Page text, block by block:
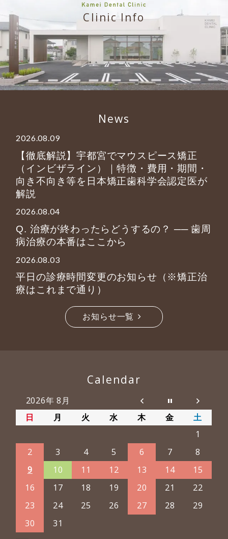
Clinic Info
News
2026.08.09
【徹底解説】宇都宮でマウスピース矯正
（インビザライン）｜特徴・費用・期間・
向き不向き等を日本矯正歯科学会認定医が
解説
2026.08.04
Q. 治療が終わったらどうするの？ ── 歯周
病治療の本番はここから
2026.08.03
平日の診療時間変更のお知らせ（※矯正治
療はこれまで通り）
お知らせ一覧
Calendar
2026年 8月
日 月 火 水 木 金 土
1
2
3 4 5 6 7
8
9
10 11 12 13 14
15
16
17 18 19 20 21
22
23
24 25 26 27 28
29
30
31